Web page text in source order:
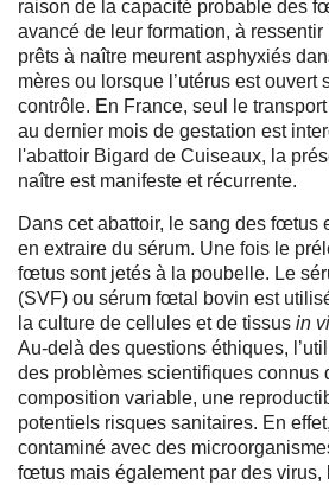
raison de la capacité probable des
avancé de leur formation, à
prêts à naître meurent asphyxiés
mères ou lorsque l’utérus est ouvert
contrôle. En France, seul le
au dernier mois de gestation est
l'abattoir Bigard de Cuiseaux, la
naître est manifeste et récurrente.
Dans cet abattoir, le sang des fœtus
en extraire du sérum. Une fois le
fœtus sont jetés à la poubelle. Le
(SVF) ou sérum fœtal bovin est
la culture de cellules et de tissus in
Au-delà des questions éthiques,
des problèmes scientifiques connus
composition variable, une
potentiels risques sanitaires. En
contaminé avec des
fœtus mais également par des virus,